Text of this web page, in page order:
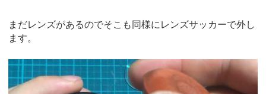
まだレンズがあるのでそこも同様にレンズサッカーで外し
ます。